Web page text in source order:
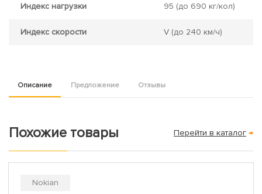
Индекс нагрузки 95 (до 690 кг/кол)
Индекс скорости V (до 240 км/ч)
Описание Предложение Отзывы
Похожие товары Перейти в каталог →
Nokian